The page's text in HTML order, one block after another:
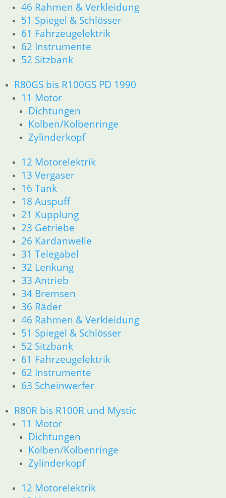
46 Rahmen & Verkleidung
51 Spiegel & Schlösser
61 Fahrzeugelektrik
62 Instrumente
52 Sitzbank
R80GS bis R100GS PD 1990
11 Motor
Dichtungen
Kolben/Kolbenringe
Zylinderkopf
12 Motorelektrik
13 Vergaser
16 Tank
18 Auspuff
21 Kupplung
23 Getriebe
26 Kardanwelle
31 Telegabel
32 Lenkung
33 Antrieb
34 Bremsen
36 Räder
46 Rahmen & Verkleidung
51 Spiegel & Schlösser
52 Sitzbank
61 Fahrzeugelektrik
62 Instrumente
63 Scheinwerfer
R80R bis R100R und Mystic
11 Motor
Dichtungen
Kolben/Kolbenringe
Zylinderkopf
12 Motorelektrik